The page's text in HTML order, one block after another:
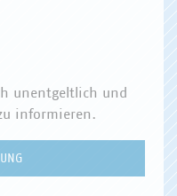
unentgeltlich und
informieren.